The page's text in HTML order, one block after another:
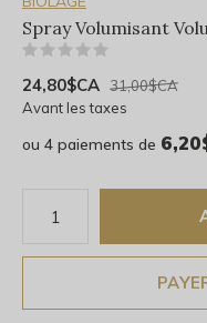
Spray Volumisant
24,80$CA 31,00$CA
Avant les taxes
ou 4 paiements de